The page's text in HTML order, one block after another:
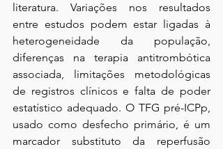
literatura. Variações nos resultados
entre estudos podem estar ligadas à
heterogeneidade da população,
diferenças na terapia antitrombótica
associada, limitações metodológicas
de registros clínicos e falta de poder
estatístico adequado. O TFG pré-ICPp,
usado como desfecho primário, é um
marcador substituto da reperfusão